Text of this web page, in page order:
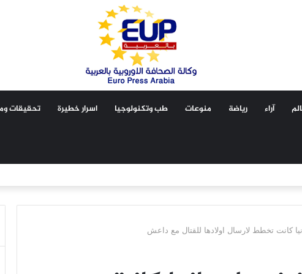
آراء رياضة منوعات طب وتكنولوجيا اسرار خطيرة تحقيقات
كانت تخطط لارسال اولادها للقتال مع داعش